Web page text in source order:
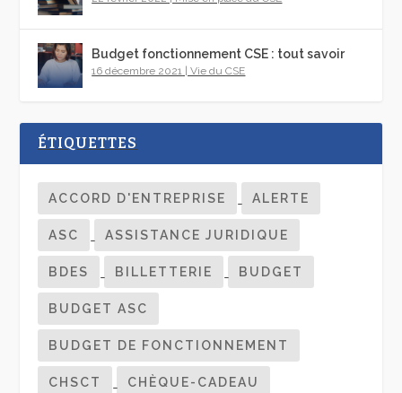
Budget fonctionnement CSE : tout savoir
16 décembre 2021 |Vie du CSE
ÉTIQUETTES
ACCORD D'ENTREPRISE ALERTE
ASC ASSISTANCE JURIDIQUE
BDES BILLETTERIE BUDGET
BUDGET ASC
BUDGET DE FONCTIONNEMENT
CHSCT CHÈQUE-CADEAU